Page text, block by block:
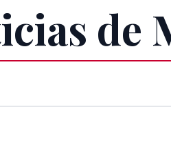
de